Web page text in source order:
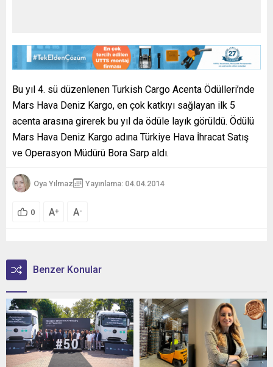
Bu yıl 4. sü düzenlenen Turkish Cargo Acenta Ödülleri’nde
Mars Hava Deniz Kargo, en çok katkıyı sağlayan ilk 5
acenta arasına girerek bu yıl da ödüle layık görüldü. Ödülü
Mars Hava Deniz Kargo adına Türkiye Hava İhracat Satış
ve Operasyon Müdürü Bora Sarp aldı.
Oya Yılmaz Yayınlama: 04.04.2014
0 A+ A-
Benzer Konular